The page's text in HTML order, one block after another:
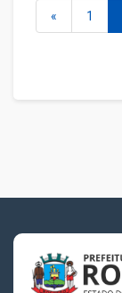
« 1